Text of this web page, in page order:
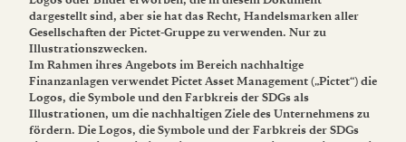
dargestellt sind, aber sie hat das Recht, Handelsmarken aller
Gesellschaften der Pictet-Gruppe zu verwenden. Nur zu
Illustrationszwecken.
Im Rahmen ihres Angebots im Bereich nachhaltige
Finanzanlagen verwendet Pictet Asset Management („Pictet“) die
Logos, die Symbole und den Farbkreis der SDGs als
Illustrationen, um die nachhaltigen Ziele des Unternehmens zu
fördern. Die Logos, die Symbole und der Farbkreis der SDGs